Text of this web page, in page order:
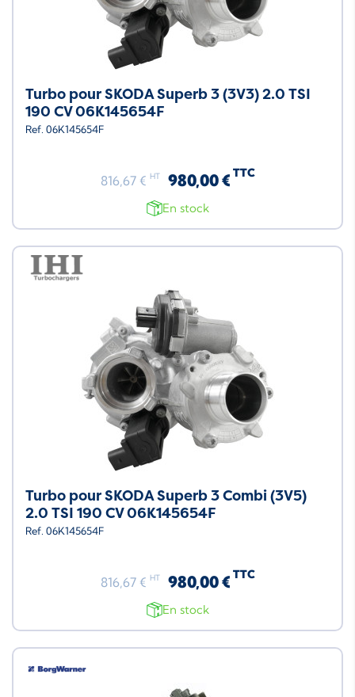
Turbo pour SKODA Superb 3 (3V3) 2.0 TSI
190 CV 06K145654F
Ref. 06K145654F
816,67 € HT 980,00 € TTC
En stock
Turbo pour SKODA Superb 3 Combi (3V5)
2.0 TSI 190 CV 06K145654F
Ref. 06K145654F
816,67 € HT 980,00 € TTC
En stock